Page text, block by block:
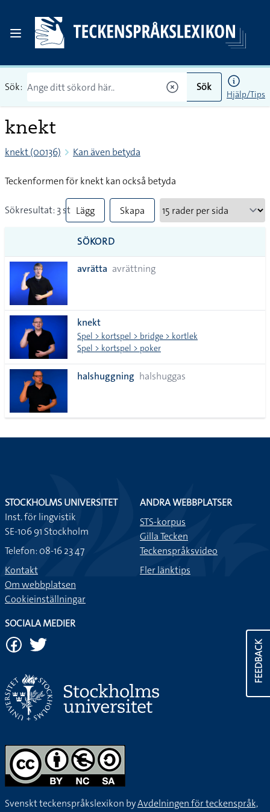
Sök: Sök
Hjälp/Tips
knekt
knekt (00136) Kan även betyda
Teckenformen för knekt kan också betyda
Sökresultat: 3 st Lägg
till
alla i
Skapa
SÖKORD
avrätta avrättning
knekt
Spel > kortspel > bridge > kortlek
Spel > kortspel > poker
halshuggning halshuggas
FEEDBACK
STOCKHOLMS UNIVERSITET
Inst. för lingvistik
SE-106 91 Stockholm
Telefon: 08-16 23 47
Kontakt
Om webbplatsen
Cookieinställningar
ANDRA WEBBPLATSER
STS-korpus
Gilla Tecken
Teckenspråksvideo
Fler länktips
SOCIALA MEDIER
Svenskt teckenspråkslexikon byAvdelningen för teckenspråk,